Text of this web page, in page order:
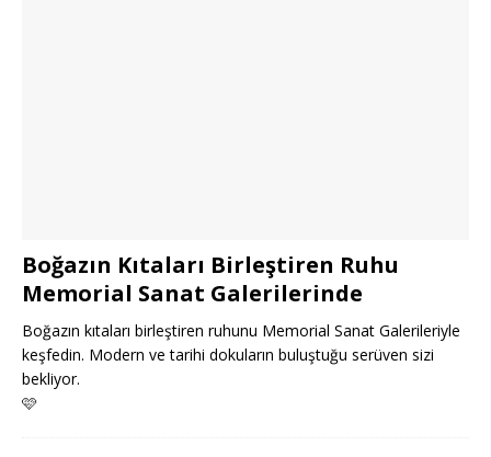
Boğazın Kıtaları Birleştiren Ruhu
Memorial Sanat Galerilerinde
Boğazın kıtaları birleştiren ruhunu Memorial Sanat Galerileriyle
keşfedin. Modern ve tarihi dokuların buluştuğu serüven sizi
bekliyor.
🩷